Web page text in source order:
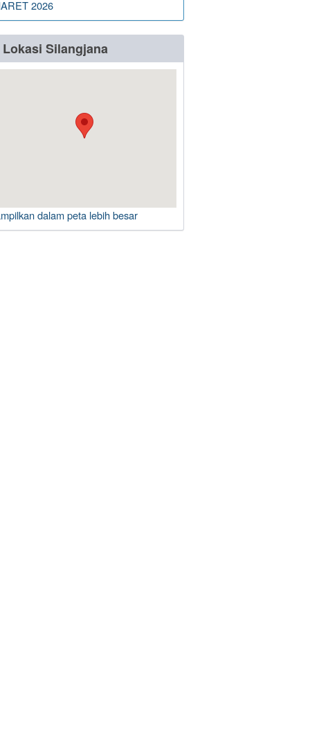
2026
Lokasi Silangjana
dalam peta lebih besar